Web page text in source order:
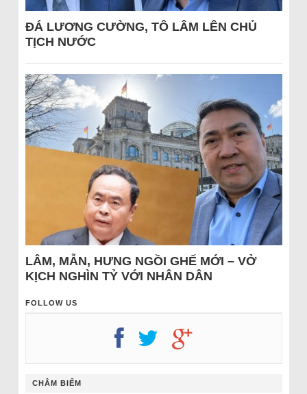
ĐÁ LƯƠNG CƯỜNG, TÔ LÂM LÊN CHỦ
TỊCH NƯỚC
LÂM, MẪN, HƯNG NGỒI GHẾ MỚI – VỞ
KỊCH NGHÌN TỶ VỚI NHÂN DÂN
FOLLOW US
CHÂM BIẾM